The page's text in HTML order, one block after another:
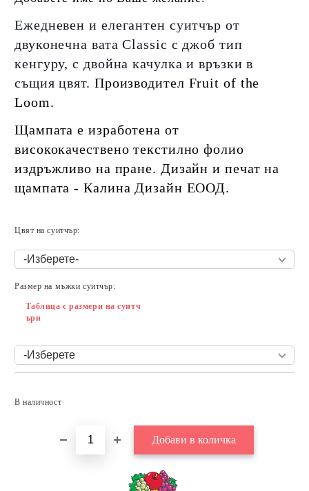
Ежедневeн и елегантeн суитчър от
двуконечна вата Classic с джоб тип
кенгуру, с двойна качулка и връзки в
същия цвят. Производител Fruit of the
Loom.
Щампата е изработена от
висококачествено текстилно фолио
издръжливо на пране. Дизайн и печат на
щампата - Калина Дизайн ЕООД.
Цвят на суитчър:
Размер на мъжки суитчър:
Таблица с размери на суитч
ъри
В наличност